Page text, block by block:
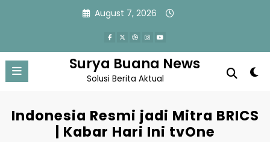
August 7, 2026
Surya Buana News
Solusi Berita Aktual
Indonesia Resmi jadi Mitra BRICS
| Kabar Hari Ini tvOne